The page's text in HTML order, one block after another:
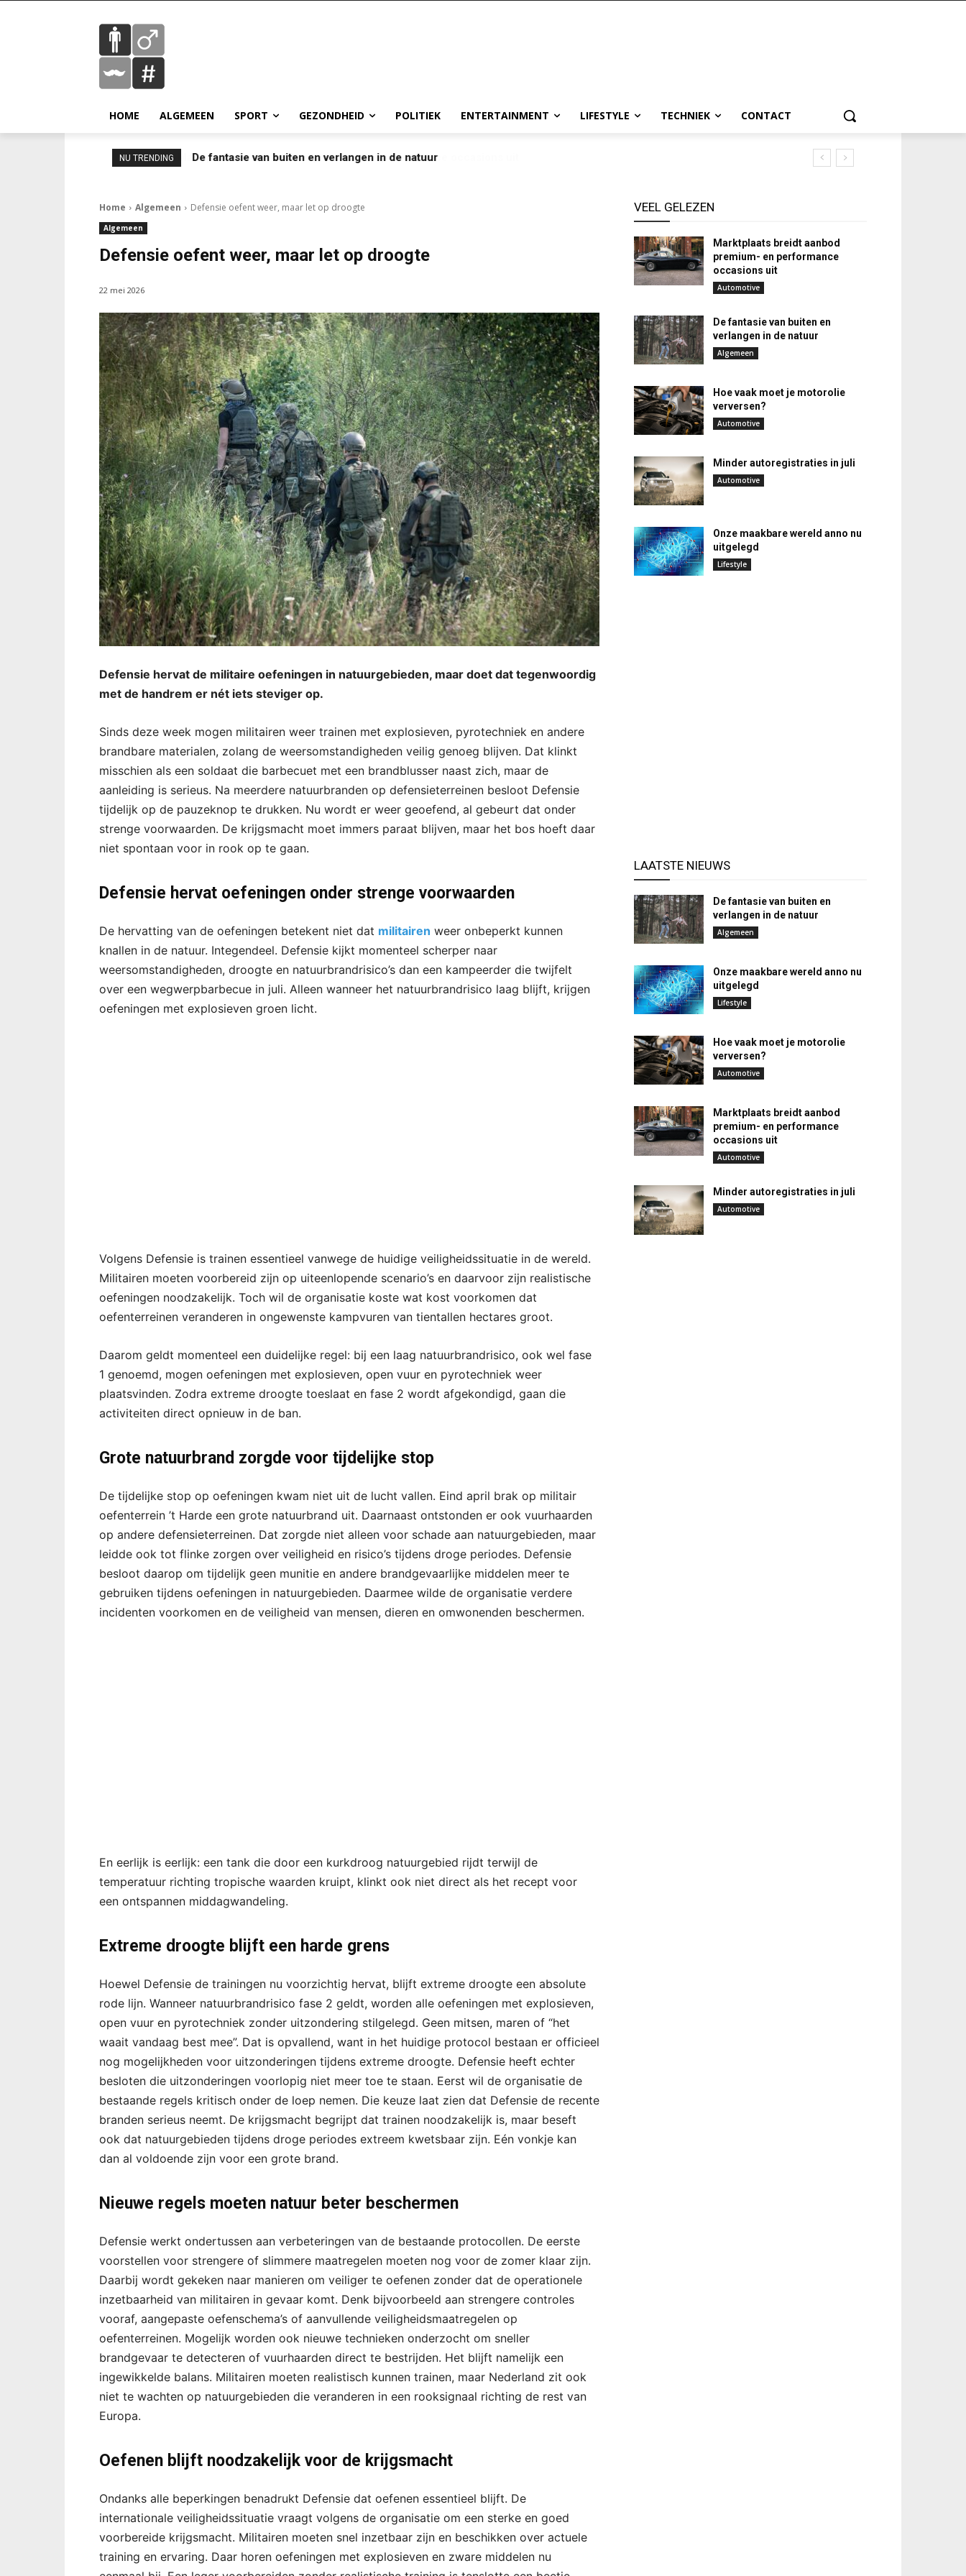
HOME ALGEMEEN SPORT GEZONDHEID POLITIEK ENTERTAINMENT LIFESTYLE TECHNIEK CONTACT
NU TRENDING De fantasie van buiten en verlangen in de natuur
Home Algemeen Defensie oefent weer, maar let op droogte
Algemeen
Defensie oefent weer, maar let op droogte
22 mei 2026
Defensie hervat de militaire oefeningen in natuurgebieden, maar doet dat tegenwoordig
met de handrem er nét iets steviger op.
Sinds deze week mogen militairen weer trainen met explosieven, pyrotechniek en andere
brandbare materialen, zolang de weersomstandigheden veilig genoeg blijven. Dat klinkt
misschien als een soldaat die barbecuet met een brandblusser naast zich, maar de
aanleiding is serieus. Na meerdere natuurbranden op defensieterreinen besloot Defensie
tijdelijk op de pauzeknop te drukken. Nu wordt er weer geoefend, al gebeurt dat onder
strenge voorwaarden. De krijgsmacht moet immers paraat blijven, maar het bos hoeft daar
niet spontaan voor in rook op te gaan.
Defensie hervat oefeningen onder strenge voorwaarden
De hervatting van de oefeningen betekent niet dat militairen weer onbeperkt kunnen
knallen in de natuur. Integendeel. Defensie kijkt momenteel scherper naar
weersomstandigheden, droogte en natuurbrandrisico’s dan een kampeerder die twijfelt
over een wegwerpbarbecue in juli. Alleen wanneer het natuurbrandrisico laag blijft, krijgen
oefeningen met explosieven groen licht.
Volgens Defensie is trainen essentieel vanwege de huidige veiligheidssituatie in de wereld.
Militairen moeten voorbereid zijn op uiteenlopende scenario’s en daarvoor zijn realistische
oefeningen noodzakelijk. Toch wil de organisatie koste wat kost voorkomen dat
oefenterreinen veranderen in ongewenste kampvuren van tientallen hectares groot.
Daarom geldt momenteel een duidelijke regel: bij een laag natuurbrandrisico, ook wel fase
1 genoemd, mogen oefeningen met explosieven, open vuur en pyrotechniek weer
plaatsvinden. Zodra extreme droogte toeslaat en fase 2 wordt afgekondigd, gaan die
activiteiten direct opnieuw in de ban.
Grote natuurbrand zorgde voor tijdelijke stop
De tijdelijke stop op oefeningen kwam niet uit de lucht vallen. Eind april brak op militair
oefenterrein ’t Harde een grote natuurbrand uit. Daarnaast ontstonden er ook vuurhaarden
op andere defensieterreinen. Dat zorgde niet alleen voor schade aan natuurgebieden, maar
leidde ook tot flinke zorgen over veiligheid en risico’s tijdens droge periodes. Defensie
besloot daarop om tijdelijk geen munitie en andere brandgevaarlijke middelen meer te
gebruiken tijdens oefeningen in natuurgebieden. Daarmee wilde de organisatie verdere
incidenten voorkomen en de veiligheid van mensen, dieren en omwonenden beschermen.
En eerlijk is eerlijk: een tank die door een kurkdroog natuurgebied rijdt terwijl de
temperatuur richting tropische waarden kruipt, klinkt ook niet direct als het recept voor
een ontspannen middagwandeling.
Extreme droogte blijft een harde grens
Hoewel Defensie de trainingen nu voorzichtig hervat, blijft extreme droogte een absolute
rode lijn. Wanneer natuurbrandrisico fase 2 geldt, worden alle oefeningen met explosieven,
open vuur en pyrotechniek zonder uitzondering stilgelegd. Geen mitsen, maren of “het
waait vandaag best mee”. Dat is opvallend, want in het huidige protocol bestaan er officieel
nog mogelijkheden voor uitzonderingen tijdens extreme droogte. Defensie heeft echter
besloten die uitzonderingen voorlopig niet meer toe te staan. Eerst wil de organisatie de
bestaande regels kritisch onder de loep nemen. Die keuze laat zien dat Defensie de recente
branden serieus neemt. De krijgsmacht begrijpt dat trainen noodzakelijk is, maar beseft
ook dat natuurgebieden tijdens droge periodes extreem kwetsbaar zijn. Eén vonkje kan
dan al voldoende zijn voor een grote brand.
Nieuwe regels moeten natuur beter beschermen
Defensie werkt ondertussen aan verbeteringen van de bestaande protocollen. De eerste
voorstellen voor strengere of slimmere maatregelen moeten nog voor de zomer klaar zijn.
Daarbij wordt gekeken naar manieren om veiliger te oefenen zonder dat de operationele
inzetbaarheid van militairen in gevaar komt. Denk bijvoorbeeld aan strengere controles
vooraf, aangepaste oefenschema’s of aanvullende veiligheidsmaatregelen op
oefenterreinen. Mogelijk worden ook nieuwe technieken onderzocht om sneller
brandgevaar te detecteren of vuurhaarden direct te bestrijden. Het blijft namelijk een
ingewikkelde balans. Militairen moeten realistisch kunnen trainen, maar Nederland zit ook
niet te wachten op natuurgebieden die veranderen in een rooksignaal richting de rest van
Europa.
Oefenen blijft noodzakelijk voor de krijgsmacht
Ondanks alle beperkingen benadrukt Defensie dat oefenen essentieel blijft. De
internationale veiligheidssituatie vraagt volgens de organisatie om een sterke en goed
voorbereide krijgsmacht. Militairen moeten snel inzetbaar zijn en beschikken over actuele
training en ervaring. Daar horen oefeningen met explosieven en zware middelen nu
VEEL GELEZEN
Marktplaats breidt aanbod
premium- en performance
occasions uit
Automotive
De fantasie van buiten en
verlangen in de natuur
Algemeen
Hoe vaak moet je motorolie
verversen?
Automotive
Minder autoregistraties in juli
Automotive
Onze maakbare wereld anno nu
uitgelegd
Lifestyle
LAATSTE NIEUWS
De fantasie van buiten en
verlangen in de natuur
Algemeen
Onze maakbare wereld anno nu
uitgelegd
Lifestyle
Hoe vaak moet je motorolie
verversen?
Automotive
Marktplaats breidt aanbod
premium- en performance
occasions uit
Automotive
Minder autoregistraties in juli
Automotive